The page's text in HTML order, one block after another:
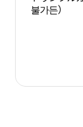
불가든）